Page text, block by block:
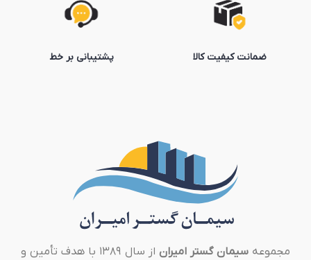
ضمانت کیفیت کالا پشتیبانی بر خط
مجموعهسیمان گستر امیران
از سال ۱۳۸۹ با هدف تأمین و